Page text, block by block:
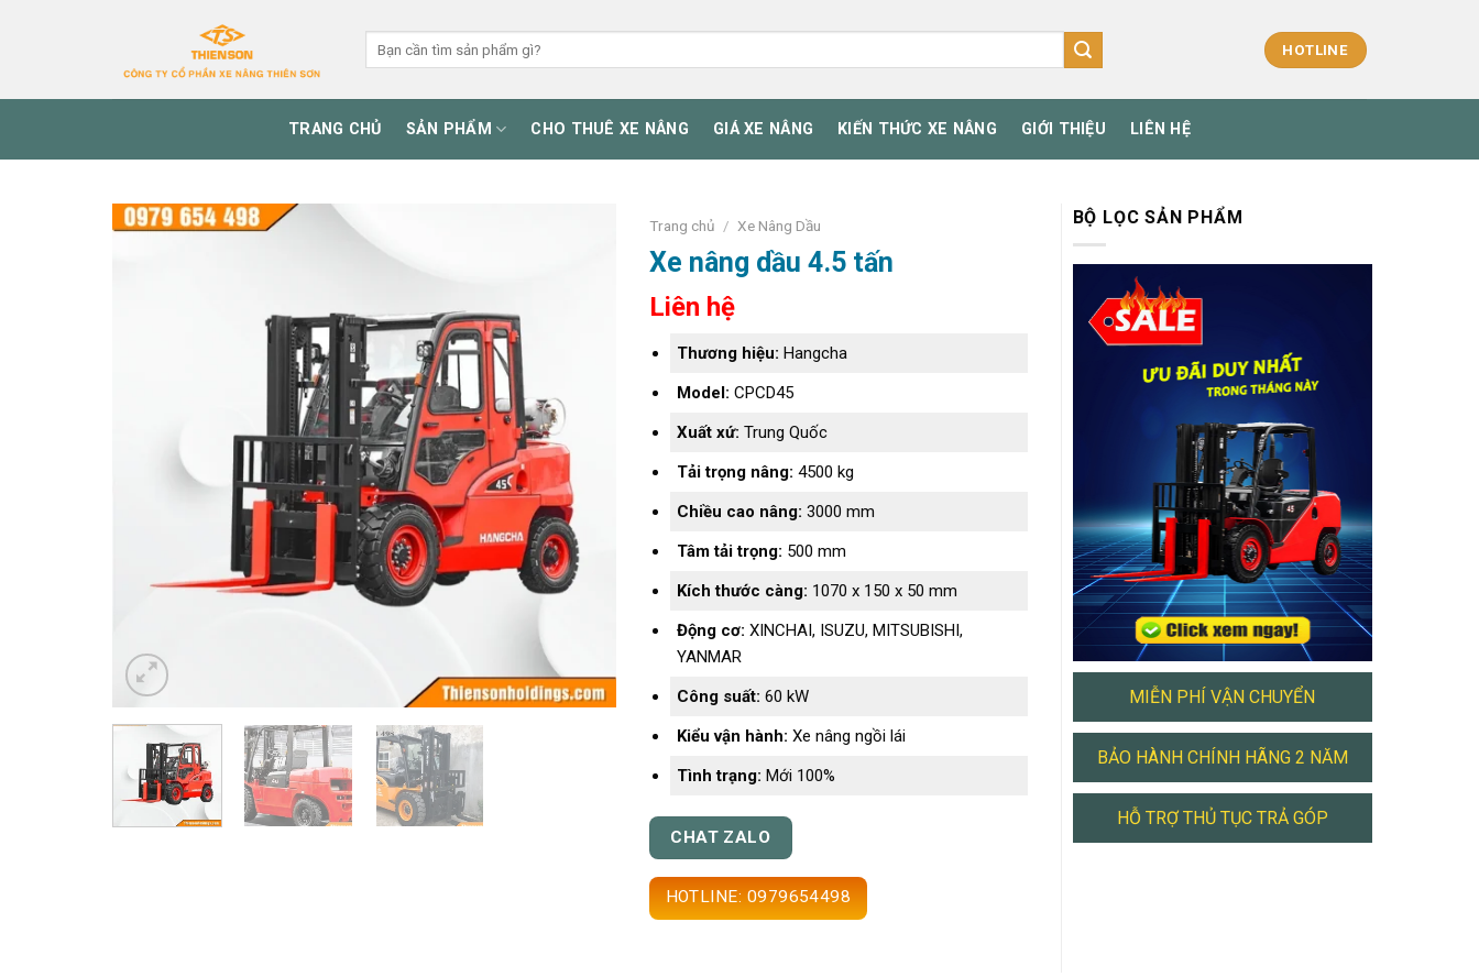
kiếm:
HOTLINE
TRANG CHỦ SẢN PHẨM CHO THUÊ XE NÂNG GIÁ XE NÂNG KIẾN THỨC XE NÂNG GIỚI THIỆU LIÊN HỆ
Trang chủ / Xe Nâng Dầu
Xe nâng dầu 4.5 tấn
Liên hệ
Thương hiệu: Hangcha
Model: CPCD45
Xuất xứ: Trung Quốc
Tải trọng nâng: 4500 kg
Chiều cao nâng: 3000 mm
Tâm tải trọng: 500 mm
Kích thước càng: 1070 x 150 x 50 mm
Động cơ: XINCHAI, ISUZU, MITSUBISHI,
YANMAR
Công suất: 60 kW
Kiểu vận hành: Xe nâng ngồi lái
Tình trạng: Mới 100%
CHAT ZALO
HOTLINE: 0979654498
BỘ LỌC SẢN PHẨM
MIỄN PHÍ VẬN CHUYỂN
BẢO HÀNH CHÍNH HÃNG 2 NĂM
HỖ TRỢ THỦ TỤC TRẢ GÓP